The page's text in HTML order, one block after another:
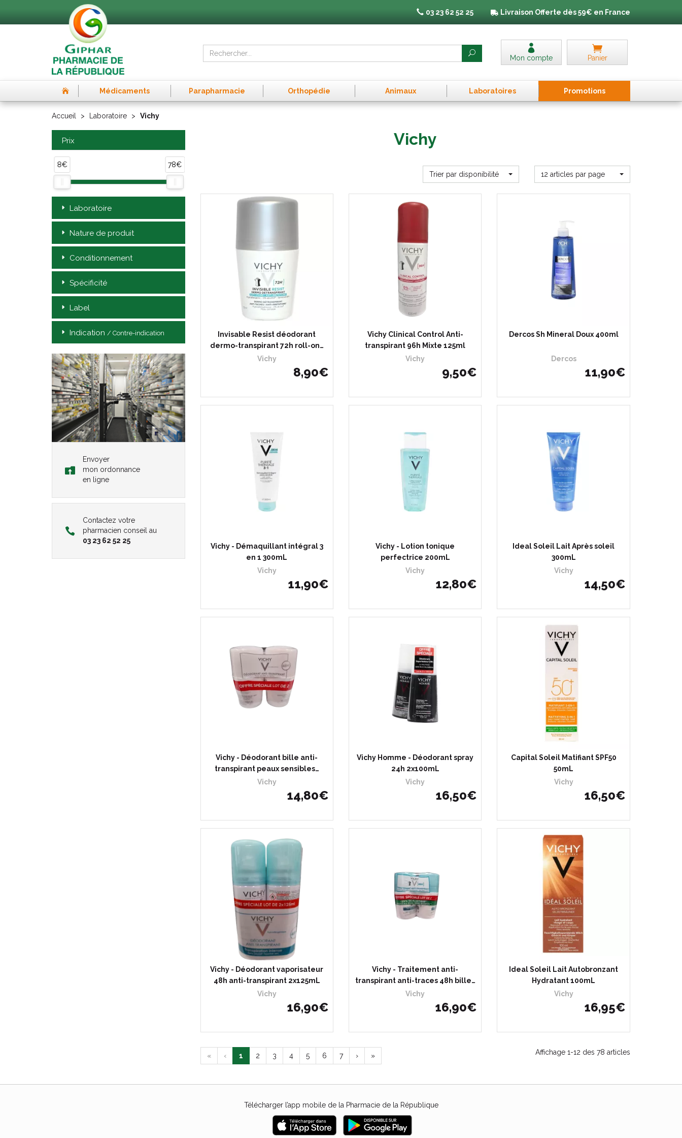
03 23 62 52 25 Livraison Offerte dès 59€ en France
Mon compte Panier
Médicaments Parapharmacie Orthopédie Animaux Laboratoires Promotions
Accueil Laboratoire Vichy
Prix
8€ 78€
Laboratoire
Nature de produit
Conditionnement
Spécificité
Label
Indication / Contre-indication
Envoyer
mon ordonnance
en ligne
Contactez votre
pharmacien conseil au
03 23 62 52 25
Vichy
Trier par disponibilité 12 articles par page
Invisable Resist déodorant
dermo-transpirant 72h roll-on…
Vichy
8,90€
Vichy Clinical Control Anti-
transpirant 96h Mixte 125ml
Vichy
9,50€
Dercos Sh Mineral Doux 400ml
Dercos
11,90€
Vichy - Démaquillant intégral 3
en 1 300mL
Vichy
11,90€
Vichy - Lotion tonique
perfectrice 200mL
Vichy
12,80€
Ideal Soleil Lait Après soleil
300mL
Vichy
14,50€
Vichy - Déodorant bille anti-
transpirant peaux sensibles…
Vichy
14,80€
Vichy Homme - Déodorant spray
24h 2x100mL
Vichy
16,50€
Capital Soleil Matifiant SPF50
50mL
Vichy
16,50€
Vichy - Déodorant vaporisateur
48h anti-transpirant 2x125mL
Vichy
16,90€
Vichy - Traitement anti-
transpirant anti-traces 48h bille…
Vichy
16,90€
Ideal Soleil Lait Autobronzant
Hydratant 100mL
Vichy
16,95€
« ‹ 1 2 3 4 5 6 7 › » Affichage 1-12 des 78 articles
Télécharger l’app mobile de la Pharmacie de la République